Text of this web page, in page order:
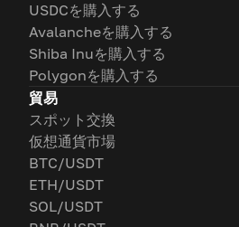
USDCを購入する
Avalancheを購入する
Shiba Inuを購入する
Polygonを購入する
貿易
スポット交換
仮想通貨市場
BTC/USDT
ETH/USDT
SOL/USDT